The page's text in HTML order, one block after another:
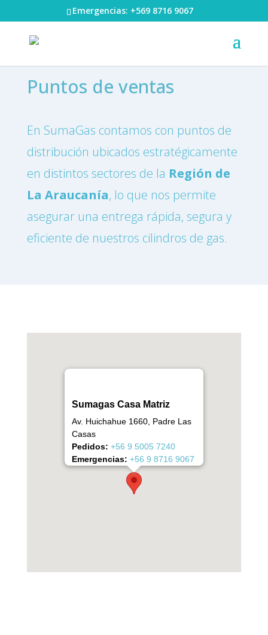
Emergencias: +569 8716 9067
Puntos de ventas
En SumaGas contamos con puntos de
distribución ubicados estratégicamente
en distintos sectores de la Región de
La Araucanía, lo que nos permite
asegurar una entrega rápida, segura y
eficiente de nuestros cilindros de gas.
Sumagas Casa Matriz
Av. Huichahue 1660, Padre Las
Casas
Pedidos: +56 9 5005 7240
Emergencias: +56 9 8716 9067